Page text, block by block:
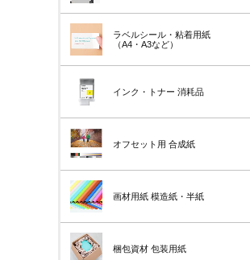
ラベルシール・粘着用紙
（A4・A3など）
インク・トナー 消耗品
オフセット用 合成紙
画材用紙 模造紙・半紙
梱包資材 包装用紙